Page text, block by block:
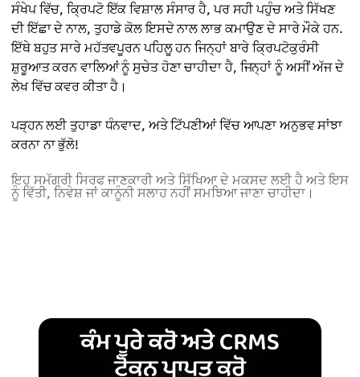
ਸੰਖੇਪ ਵਿੱਚ, ਕ੍ਰਿਪਟੋ ਇੱਕ ਵਿਸ਼ਾਲ ਸੰਸਾਰ ਹੈ, ਪਰ ਸਹੀ ਪਹੁੰਚ ਅਤੇ ਸਿੱਖਣ
ਦੀ ਇੱਛਾ ਦੇ ਨਾਲ, ਤੁਹਾਡੇ ਕੋਲ ਇਸਦੇ ਨਾਲ ਲਾਭ ਕਮਾਉਣ ਦੇ ਸਾਰੇ ਮੌਕੇ ਹਨ.
ਇੱਥੇ ਬਹੁਤ ਸਾਰੇ ਮਹੱਤਵਪੂਰਨ ਪਹਿਲੂ ਹਨ ਜਿਨ੍ਹਾਂ ਬਾਰੇ ਕ੍ਰਿਪਟੋਕੁਰੰਸੀ
ਸ਼ੁਰੂਆਤ ਕਰਨ ਵਾਲਿਆਂ ਨੂੰ ਸੁਚੇਤ ਹੋਣਾ ਚਾਹੀਦਾ ਹੈ, ਜਿਨ੍ਹਾਂ ਨੂੰ ਅਸੀਂ ਅੱਜ ਦੇ
ਲੇਖ ਵਿੱਚ ਕਵਰ ਕੀਤਾ ਹੈ।
ਪੜ੍ਹਨ ਲਈ ਤੁਹਾਡਾ ਧੰਨਵਾਦ, ਅਤੇ ਟਿੱਪਣੀਆਂ ਵਿੱਚ ਆਪਣਾ ਅਨੁਭਵ ਸਾਂਝਾ
ਕਰਨਾ ਨਾ ਭੁੱਲੋ!
ਇਹ ਸਮੱਗਰੀ ਸਿਰਫ ਜਾਣਕਾਰੀ ਅਤੇ ਸਿੱਖਿਆ ਦੇ ਮਕਸਦ ਲਈ ਹੈ ਅਤੇ ਇਸ
ਨੂੰ ਵਿੱਤੀ, ਨਿਵੇਸ਼ ਜਾਂ ਕਾਨੂੰਨੀ ਸਲਾਹ ਨਹੀਂ ਸਮਝਿਆ ਜਾਣਾ ਚਾਹੀਦਾ।